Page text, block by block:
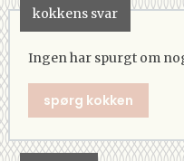
kokkens svar
Ingen har spurgt om
spørg kokken